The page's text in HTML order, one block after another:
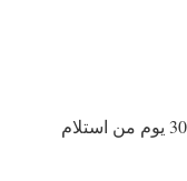
متوفر بالموقع الاستلام مجانًا و ذلك خلال 30 يوم من استلام